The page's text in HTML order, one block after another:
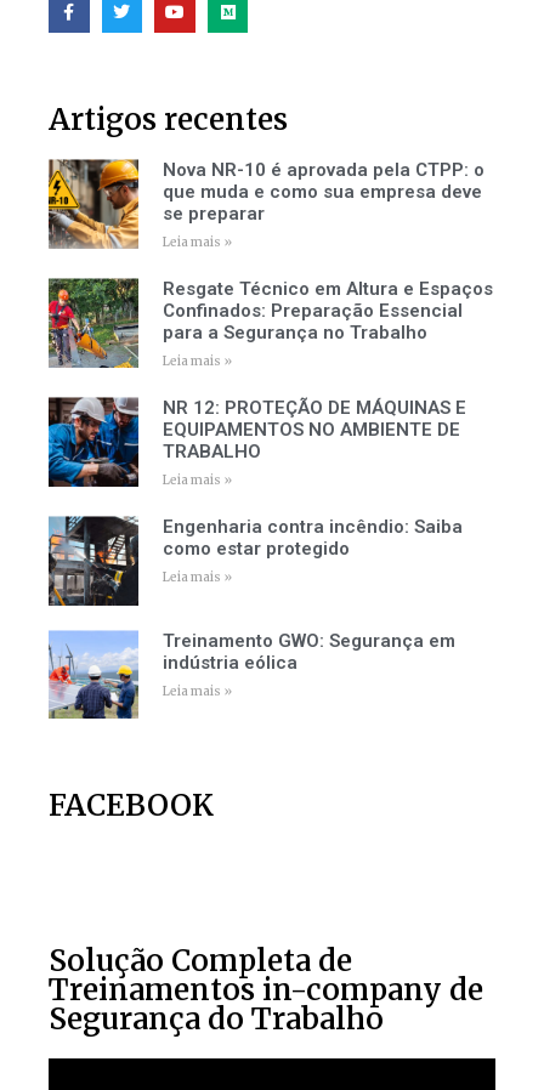
Artigos recentes
Nova NR-10 é aprovada pela CTPP: o
que muda e como sua empresa deve
se preparar
Leia mais »
Resgate Técnico em Altura e Espaços
Confinados: Preparação Essencial
para a Segurança no Trabalho
Leia mais »
NR 12: PROTEÇÃO DE MÁQUINAS E
EQUIPAMENTOS NO AMBIENTE DE
TRABALHO
Leia mais »
Engenharia contra incêndio: Saiba
como estar protegido
Leia mais »
Treinamento GWO: Segurança em
indústria eólica
Leia mais »
FACEBOOK
Solução Completa de
Treinamentos in-company de
Segurança do Trabalho